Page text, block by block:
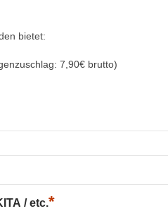
bietet:
7,90€ brutto)
/ etc.*